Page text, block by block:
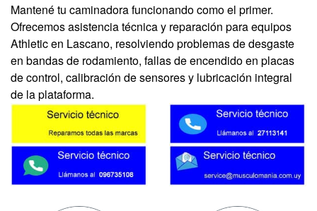
Mantené tu caminadora funcionando como el primer.
Ofrecemos asistencia técnica y reparación para equipos
Athletic en Lascano, resolviendo problemas de desgaste
en bandas de rodamiento, fallas de encendido en placas
de control, calibración de sensores y lubricación integral
de la plataforma.